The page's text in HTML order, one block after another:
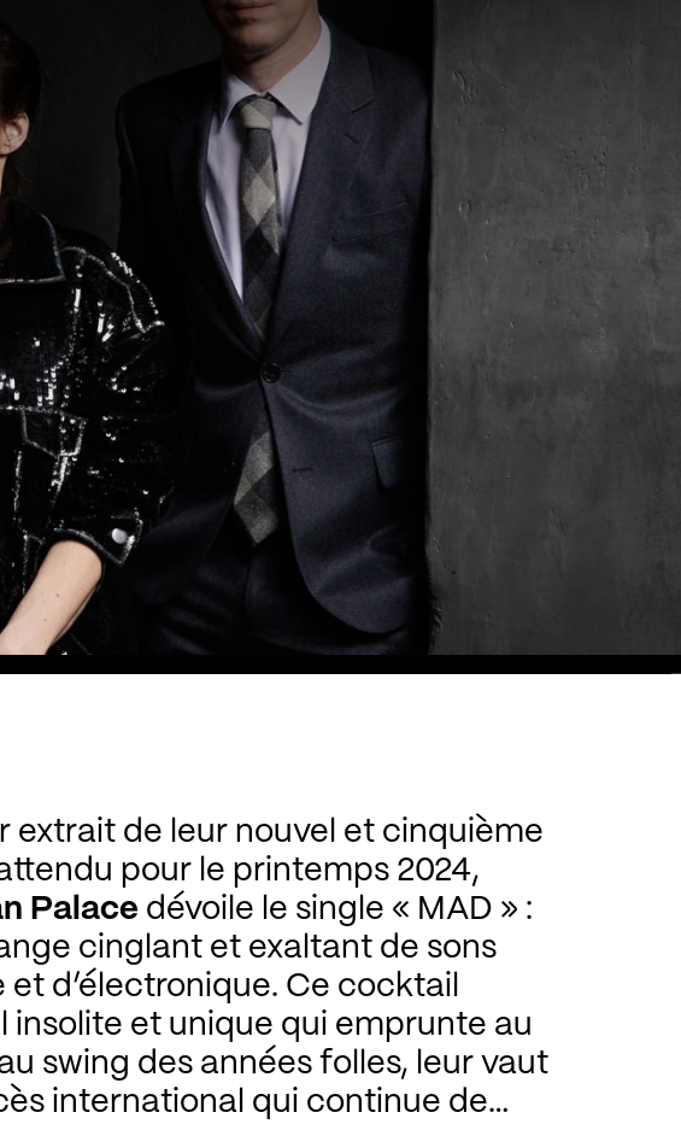
extrait de leur nouvel et cinquième
pour le printemps 2024,
Palace dévoile le single « MAD » :
cinglant et exaltant de sons
et d’électronique. Ce cocktail
insolite et unique qui emprunte au
swing des années folles, leur vaut
international qui continue de